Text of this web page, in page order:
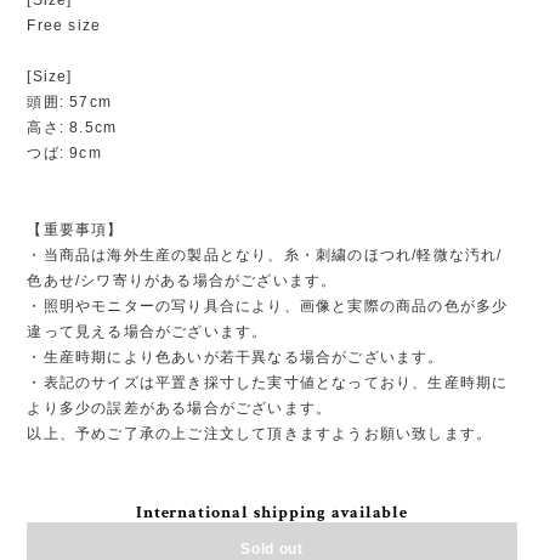
Free size
[Size]
頭囲: 57cm
高さ: 8.5cm
つば: 9cm
【重要事項】
・当商品は海外生産の製品となり、糸・刺繍のほつれ/軽微な汚れ/
色あせ/シワ寄りがある場合がございます。
・照明やモニターの写り具合により、画像と実際の商品の色が多少
違って見える場合がございます。
・生産時期により色あいが若干異なる場合がございます。
・表記のサイズは平置き採寸した実寸値となっており、生産時期に
より多少の誤差がある場合がございます。
以上、予めご了承の上ご注文して頂きますようお願い致します。
International shipping available
Sold out